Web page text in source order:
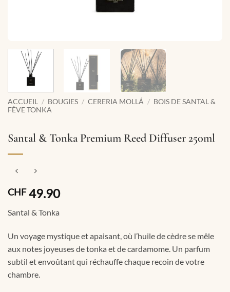
ACCUEIL / BOUGIES / CERERIA MOLLÁ / BOIS DE SANTAL &
FÈVE TONKA
Santal & Tonka Premium Reed Diffuser 250ml
CHF49.90
Santal & Tonka
Un voyage mystique et apaisant, où l’huile de cèdre se mêle
aux notes joyeuses de tonka et de cardamome. Un parfum
subtil et envoûtant qui réchauffe chaque recoin de votre
chambre.